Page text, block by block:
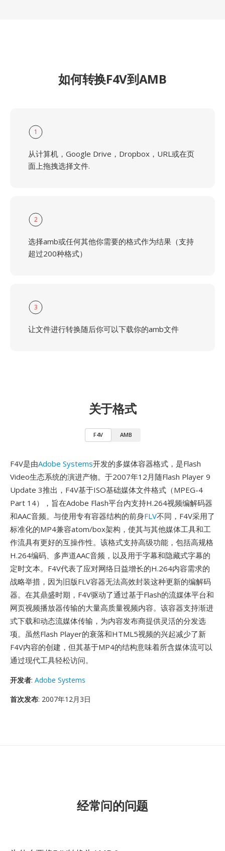
如何转换F4V到AMB
1
从计算机，Google Drive，Dropbox，URL或在页
面上拖拽选择文件.
2
选择amb或任何其他你需要的格式作为结果（支持
超过200种格式）
3
让文件进行转换随后你可以下载你的amb文件
关于格式
F4V AMB
F4V是由Adobe Systems开发的多媒体容器格式，是Flash
Video生态系统的演进产物。于2007年12月随Flash Player 9
Update 3推出，F4V基于ISO基础媒体文件格式（MPEG-4
Part 14），旨在Adobe Flash平台内支持H.264视频编解码器
和AAC音频。与使用专有容器结构的前身FLV不同，F4V采用了
标准化的MP4兼容atom/box架构，使其与其他媒体工具和工
作流具有更好的互操作性。该格式支持高级功能，包括高规格
H.264编码、多声道AAC音频，以及用于字幕和隐藏式字幕的
定时文本。F4V代表了应对网络日益增长的H.264内容需求的
战略举措，因为旧版FLV容器无法高效封装这种更新的编解码
器。在其鼎盛时期，F4V驱动了通过基于Flash的流媒体平台和
网页视频播放器传输的大量高质量视频内容。该容器支持渐进
式下载和动态流媒体传输，为内容发布商提供灵活的分发选
项。虽然Flash Player的衰落和HTML5视频的兴起减少了新
F4V内容的创建，但其基于MP4的结构意味着所含媒体流可以
通过现代工具轻松访问。
开发者: Adobe Systems
首次发布: 2007年12月3日
经常问的问题